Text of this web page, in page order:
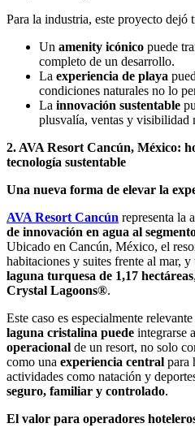
Para la industria, este proyecto dejó
Un amenity icónico puede
completo de un desarrollo.
La experiencia de playa
condiciones naturales no lo
La innovación sustentable
plusvalía, ventas y visibilidad
2. AVA Resort Cancún, México:
tecnología sustentable
Una nueva forma de elevar la
AVA Resort Cancún representa la
de innovación en agua al
Ubicado en Cancún, México, el
habitaciones y suites frente al mar, y
laguna turquesa de 1,17 hectáreas
Crystal Lagoons®.
Este caso es especialmente
laguna cristalina puede integrarse
operacional de un resort, no solo
como una experiencia central para
actividades como natación y
seguro, familiar y controlado.
El valor para operadores